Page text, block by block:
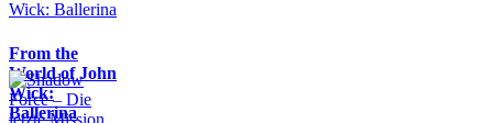
From the
World of John
Wick:
Ballerina